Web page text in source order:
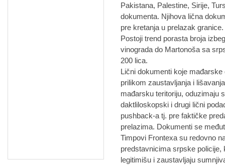
Pakistana, Palestine, Sirije,
dokumenta. Njihova lična
pre kretanja u prelazak granice.
Postoji trend porasta broja
vinograda do Martonoša sa
200 lica.
Lični dokumenti koje
prilikom zaustavljanja i
mađarsku teritoriju, oduzimaju
daktliloskopski i drugi lični
pushback-a tj. pre faktičke
prelazima. Dokumenti se
Timpovi Frontexa su redovno
predstavnicima srpske
legitimišu i zaustavljaju